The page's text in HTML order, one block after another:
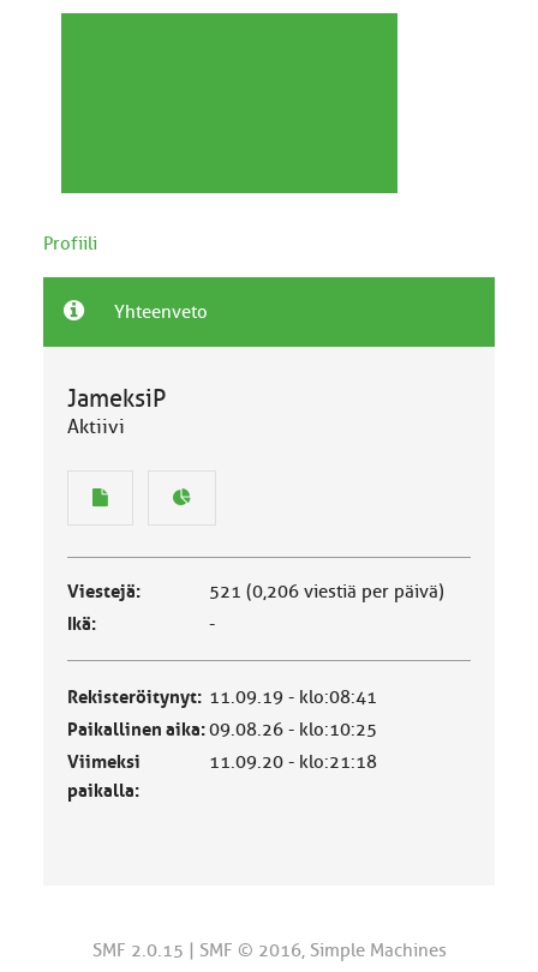
Profiili
Yhteenveto
JameksiP
Aktiivi
Viestejä:
521 (0,206 viestiä per päivä)
Ikä:
-
Rekisteröitynyt: 11.09.19 - klo:08:41
Paikallinen aika:09.08.26 - klo:10:25
Viimeksi
paikalla:
11.09.20 - klo:21:18
SMF 2.0.15 | SMF © 2016, Simple Machines